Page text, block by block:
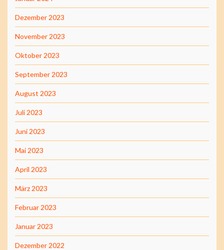
Dezember 2023
November 2023
Oktober 2023
September 2023
August 2023
Juli 2023
Juni 2023
Mai 2023
April 2023
März 2023
Februar 2023
Januar 2023
Dezember 2022